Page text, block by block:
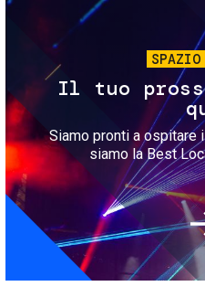
Il tuo
Siamo pronti a ospitare
siamo la Best